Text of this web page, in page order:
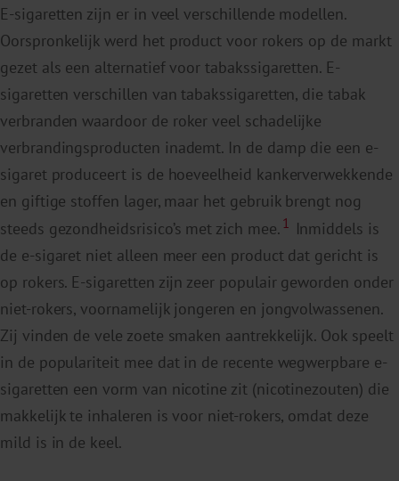
E-sigaretten zijn er in veel verschillende modellen.
Oorspronkelijk werd het product voor rokers op de markt
gezet als een alternatief voor tabakssigaretten. E-
sigaretten verschillen van tabakssigaretten, die tabak
verbranden waardoor de roker veel schadelijke
verbrandingsproducten inademt. In de damp die een e-
sigaret produceert is de hoeveelheid kankerverwekkende
en giftige stoffen lager, maar het gebruik brengt nog
steeds gezondheidsrisico’s met zich mee. 1 Inmiddels is
de e-sigaret niet alleen meer een product dat gericht is
op rokers. E-sigaretten zijn zeer populair geworden onder
niet-rokers, voornamelijk jongeren en jongvolwassenen.
Zij vinden de vele zoete smaken aantrekkelijk. Ook speelt
in de populariteit mee dat in de recente wegwerpbare e-
sigaretten een vorm van nicotine zit (nicotinezouten) die
makkelijk te inhaleren is voor niet-rokers, omdat deze
mild is in de keel.